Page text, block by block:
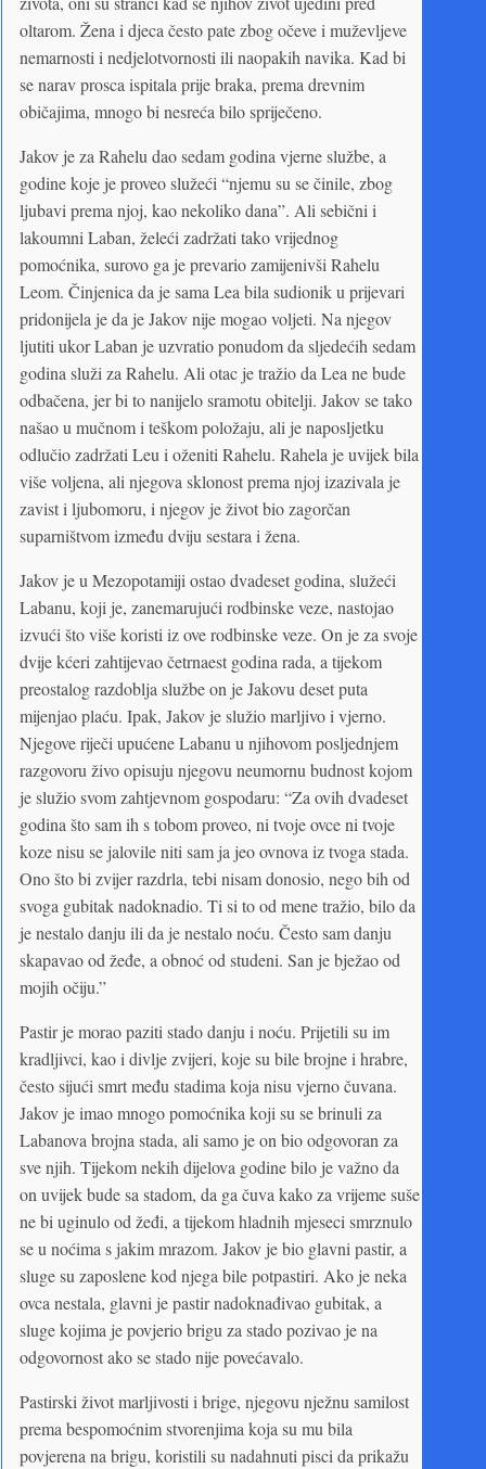
oltarom. Žena i djeca često pate zbog očeve i muževljeve
nemarnosti i nedjelotvornosti ili naopakih navika. Kad bi
se narav prosca ispitala prije braka, prema drevnim
običajima, mnogo bi nesreća bilo spriječeno.
Jakov je za Rahelu dao sedam godina vjerne službe, a
godine koje je proveo služeći “njemu su se činile, zbog
ljubavi prema njoj, kao nekoliko dana”. Ali sebični i
lakoumni Laban, želeći zadržati tako vrijednog
pomoćnika, surovo ga je prevario zamijenivši Rahelu
Leom. Činjenica da je sama Lea bila sudionik u prijevari
pridonijela je da je Jakov nije mogao voljeti. Na njegov
ljutiti ukor Laban je uzvratio ponudom da sljedećih sedam
godina služi za Rahelu. Ali otac je tražio da Lea ne bude
odbačena, jer bi to nanijelo sramotu obitelji. Jakov se tako
našao u mučnom i teškom položaju, ali je naposljetku
odlučio zadržati Leu i oženiti Rahelu. Rahela je uvijek bila
više voljena, ali njegova sklonost prema njoj izazivala je
zavist i ljubomoru, i njegov je život bio zagorčan
suparništvom između dviju sestara i žena.
Jakov je u Mezopotamiji ostao dvadeset godina, služeći
Labanu, koji je, zanemarujući rodbinske veze, nastojao
izvući što više koristi iz ove rodbinske veze. On je za svoje
dvije kćeri zahtijevao četrnaest godina rada, a tijekom
preostalog razdoblja službe on je Jakovu deset puta
mijenjao plaću. Ipak, Jakov je služio marljivo i vjerno.
Njegove riječi upućene Labanu u njihovom posljednjem
razgovoru živo opisuju njegovu neumornu budnost kojom
je služio svom zahtjevnom gospodaru: “Za ovih dvadeset
godina što sam ih s tobom proveo, ni tvoje ovce ni tvoje
koze nisu se jalovile niti sam ja jeo ovnova iz tvoga stada.
Ono što bi zvijer razdrla, tebi nisam donosio, nego bih od
svoga gubitak nadoknadio. Ti si to od mene tražio, bilo da
je nestalo danju ili da je nestalo noću. Često sam danju
skapavao od žeđe, a obnoć od studeni. San je bježao od
mojih očiju.”
Pastir je morao paziti stado danju i noću. Prijetili su im
kradljivci, kao i divlje zvijeri, koje su bile brojne i hrabre,
često sijući smrt među stadima koja nisu vjerno čuvana.
Jakov je imao mnogo pomoćnika koji su se brinuli za
Labanova brojna stada, ali samo je on bio odgovoran za
sve njih. Tijekom nekih dijelova godine bilo je važno da
on uvijek bude sa stadom, da ga čuva kako za vrijeme suše
ne bi uginulo od žeđi, a tijekom hladnih mjeseci smrznulo
se u noćima s jakim mrazom. Jakov je bio glavni pastir, a
sluge su zaposlene kod njega bile potpastiri. Ako je neka
ovca nestala, glavni je pastir nadoknađivao gubitak, a
sluge kojima je povjerio brigu za stado pozivao je na
odgovornost ako se stado nije povećavalo.
Pastirski život marljivosti i brige, njegovu nježnu samilost
prema bespomoćnim stvorenjima koja su mu bila
povjerena na brigu, koristili su nadahnuti pisci da prikažu